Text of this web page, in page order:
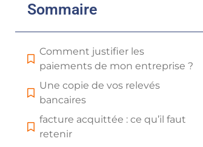
Sommaire
Comment justifier les
paiements de mon entreprise ?
Une copie de vos relevés
bancaires
facture acquittée : ce qu’il faut
retenir